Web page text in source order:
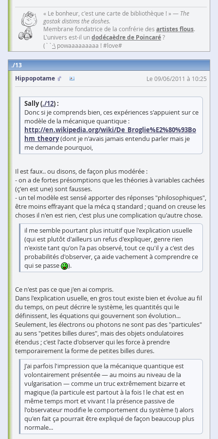
« Le bonheur, c'est une carte de bibliothèque ! » — The
gostak distims the doshes.
Membrane fondatrice de la confrérie des artistes flous.
L'univers est-il undodécaèdre de Poincaré?
(``·\ powaaaaaaaaa ! #love#
13
Hippopotame
Le 09/06/2011 à 10:25
Sally (./12) :
Donc si je comprends bien, ces expériences s'appuient sur ce
modèle de la mécanique quantique :
http://en.wikipedia.org/wiki/De_Broglie%E2%80%93Bo
hm_theory(dont je n'avais jamais entendu parler mais je
me demande pourquoi,
Il est faux.. ou disons, de façon plus modérée :
- on a de fortes présomptions que les théories à variables cachées
(ç'en est une) sont fausses.
- un tel modèle est sensé apporter des réponses "philosophiques",
être moins effrayant que la méca q standard ; quand on creuse les
choses il n'en est rien, c'est plus une complication qu'autre chose.
il me semble pourtant plus intuitif que l'explication usuelle
(qui est plutôt d'ailleurs un refus d'expliquer, genre rien
n'existe tant qu'on l'a pas observé, tout ce qu'il y a c'est des
probabilités d'observer, ça aide vachement à comprendre ce
qui se passe
).
Ce n'est pas ce que j'en ai compris.
Dans l'explication usuelle, en gros tout existe bien et évolue au fil
du temps, on peut décrire le système, les quantités qui le
définissent, les équations qui gouvernent son évolution...
Seulement, les électrons ou photons ne sont pas des "particules"
au sens "petites billes dures", mais des objets ondulatoires
étendus ; c'est l'acte d'observer qui les force à prendre
temporairement la forme de petites billes dures.
J'ai parfois l'impression que la mécanique quantique est
volontairement présentée — au moins au niveau de la
vulgarisation — comme un truc extrêmement bizarre et
magique (la particule est partout à la fois ! le chat est en
même temps mort et vivant ! la présence passive de
l'observateur modifie le comportement du système !) alors
qu'en fait ça pourrait être expliqué de façon beaucoup plus
normale...